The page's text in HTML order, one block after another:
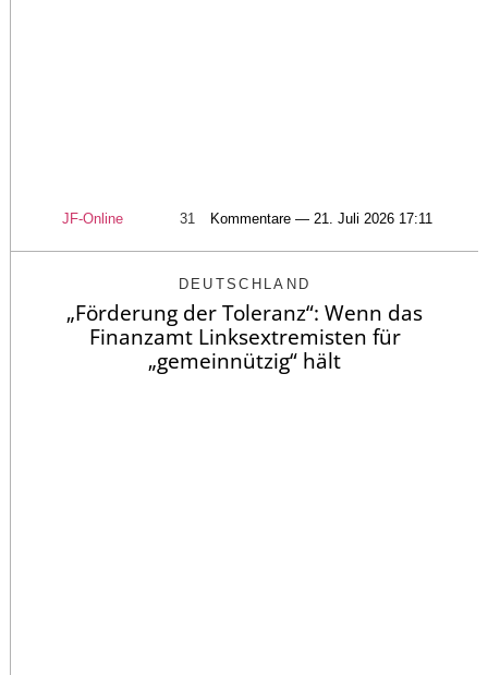
JF-Online 31 Kommentare — 21. Juli 2026 17:11
DEUTSCHLAND
„Förderung der Toleranz“: Wenn das
Finanzamt Linksextremisten für
„gemeinnützig“ hält